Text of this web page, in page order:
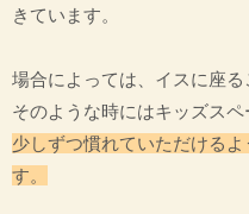
きています。
場合によっては、イスに座る
そのような時にはキッズスペ
少しずつ慣れていただける
す。